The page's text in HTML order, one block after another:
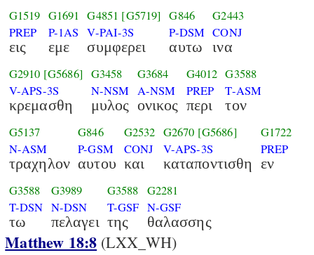
G1519
PREP
εις
G1691
P-1AS
εμε
G4851 [G5719]
V-PAI-3S
συμφερει
G846
P-DSM
αυτω
G2443
CONJ
ινα
G2910 [G5686]
V-APS-3S
κρεμασθη
G3458
N-NSM
μυλος
G3684
A-NSM
ονικος
G4012
PREP
περι
G3588
T-ASM
τον
G5137
N-ASM
τραχηλον
G846
P-GSM
αυτου
G2532
CONJ
και
G2670 [G5686]
V-APS-3S
καταποντισθη
G1722
PREP
εν
G3588
T-DSN
τω
G3989
N-DSN
πελαγει
G3588
T-GSF
της
G2281
N-GSF
θαλασσης
Matthew 18:8 (LXX_WH)